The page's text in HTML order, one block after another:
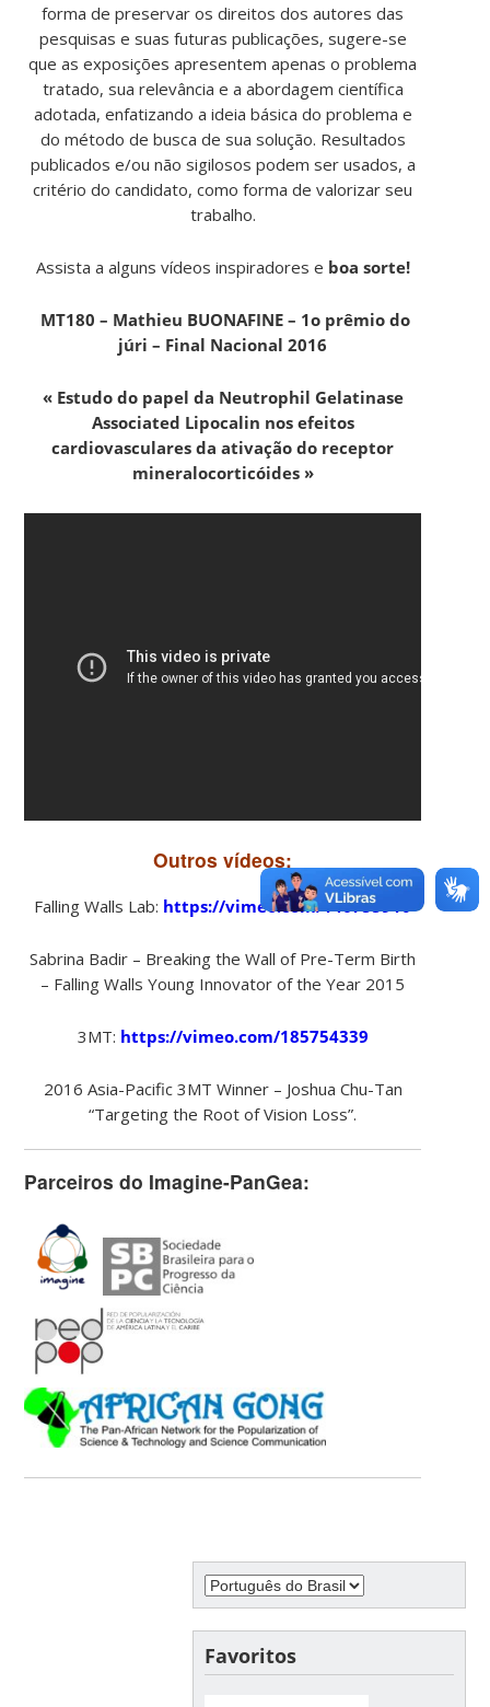
forma de preservar os direitos dos autores das
pesquisas e suas futuras publicações, sugere-se
que as exposições apresentem apenas o problema
tratado, sua relevância e a abordagem científica
adotada, enfatizando a ideia básica do problema e
do método de busca de sua solução. Resultados
publicados e/ou não sigilosos podem ser usados, a
critério do candidato, como forma de valorizar seu
trabalho.
Assista a alguns vídeos inspiradores e boa sorte!
MT180 – Mathieu BUONAFINE – 1o prêmio do
júri – Final Nacional 2016
« Estudo do papel da Neutrophil Gelatinase
Associated Lipocalin nos efeitos
cardiovasculares da ativação do receptor
mineralocorticóides »
Outros vídeos:
Falling Walls Lab: https://vimeo.com/146755910
Sabrina Badir – Breaking the Wall of Pre-Term Birth
– Falling Walls Young Innovator of the Year 2015
3MT: https://vimeo.com/185754339
2016 Asia-Pacific 3MT Winner – Joshua Chu-Tan
“Targeting the Root of Vision Loss”.
Parceiros do Imagine-PanGea:
Favoritos